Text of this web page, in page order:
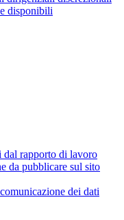
disponibili
dal rapporto di lavoro
da pubblicare sul sito
dei dati